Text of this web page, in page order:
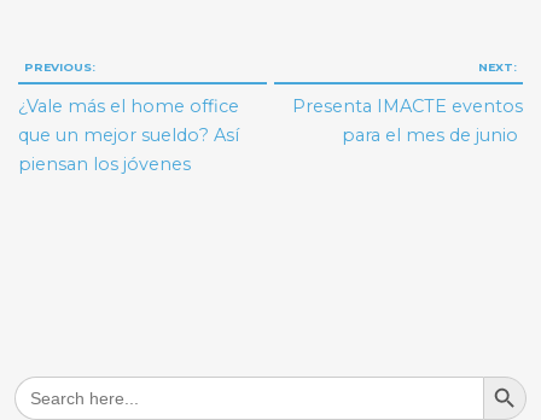
Navegación
de
entradas
PREVIOUS:
¿Vale más el home office
que un mejor sueldo? Así
piensan los jóvenes
NEXT:
Presenta IMACTE eventos
para el mes de junio
Search
for:
Search